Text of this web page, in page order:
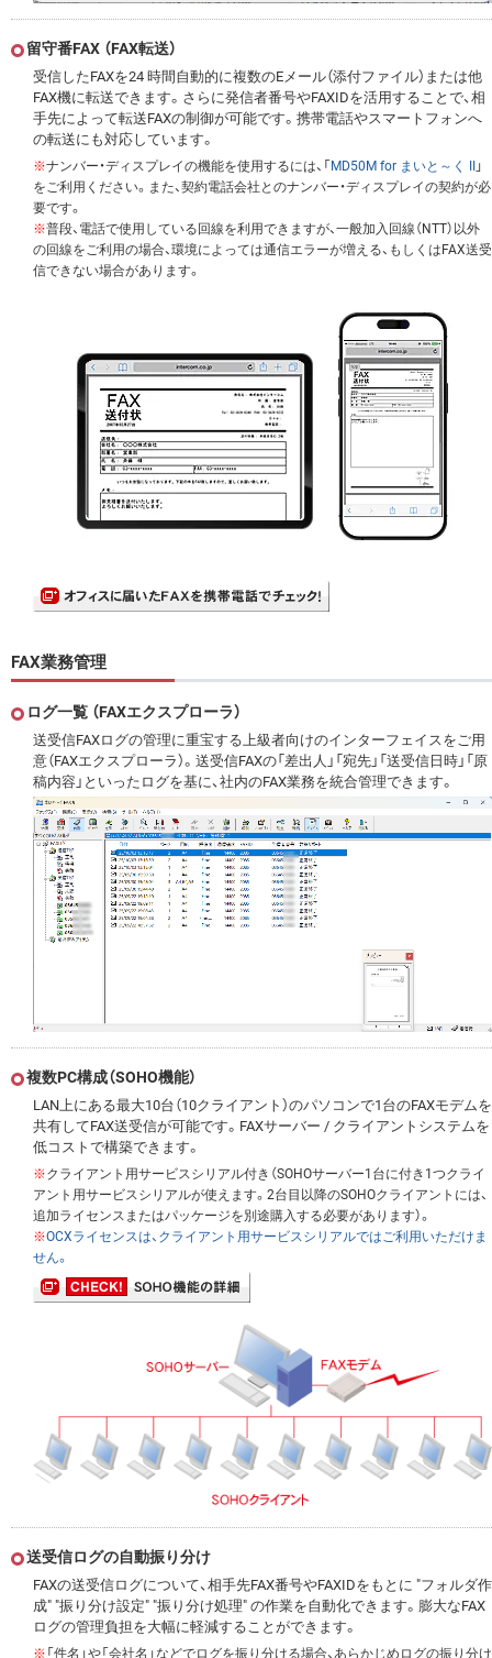
留守番FAX （FAX転送）
受信したFAXを24 時間自動的に複数のEメール（添付ファイル）または他
FAX機に転送できます。さらに発信者番号やFAXIDを活用することで、相
手先によって転送FAXの制御が可能です。携帯電話やスマートフォンへ
の転送にも対応しています。
※ナンバー・ディスプレイの機能を使用するには、「MD50M for まいと～く II」
をご利用ください。また、契約電話会社とのナンバー・ディスプレイの契約が必
要です。
※普段、電話で使用している回線を利用できますが、一般加入回線（NTT）以外
の回線をご利用の場合、環境によっては通信エラーが増える、もしくはFAX送受
信できない場合があります。
FAX業務管理
ログ一覧 （FAXエクスプローラ）
送受信FAXログの管理に重宝する上級者向けのインターフェイスをご用
意（FAXエクスプローラ）。送受信FAXの「差出人」「宛先」「送受信日時」「原
稿内容」といったログを基に、社内のFAX業務を統合管理できます。
複数PC構成（SOHO機能）
LAN上にある最大10台（10クライアント）のパソコンで1台のFAXモデムを
共有してFAX送受信が可能です。FAXサーバー / クライアントシステムを
低コストで構築できます。
※クライアント用サービスシリアル付き（SOHOサーバー1台に付き1つクライ
アント用サービスシリアルが使えます。2台目以降のSOHOクライアントには、
追加ライセンスまたはパッケージを別途購入する必要があります）。
※OCXライセンスは、クライアント用サービスシリアルではご利用いただけま
せん。
送受信ログの自動振り分け
FAXの送受信ログについて、相手先FAX番号やFAXIDをもとに "フォルダ作
成" "振り分け設定" "振り分け処理" の作業を自動化できます。膨大なFAX
ログの管理負担を大幅に軽減することができます。
※「件名」や「会社名」などでログを振り分ける場合、あらかじめログの振り分け